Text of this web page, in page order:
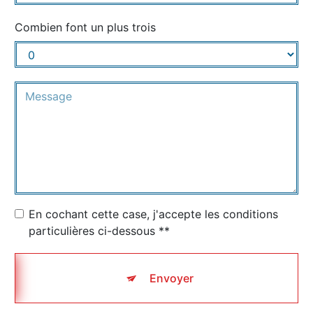
Combien font un plus trois
En cochant cette case, j'accepte les conditions
particulières ci-dessous **
Envoyer